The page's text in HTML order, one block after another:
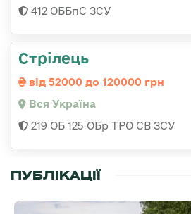
412 ОББпС ЗСУ
Стрілець
від 52000 до 120000 грн
Вся Україна
219 ОБ 125 ОБр ТРО СВ ЗСУ
ПУБЛІКАЦІЇ